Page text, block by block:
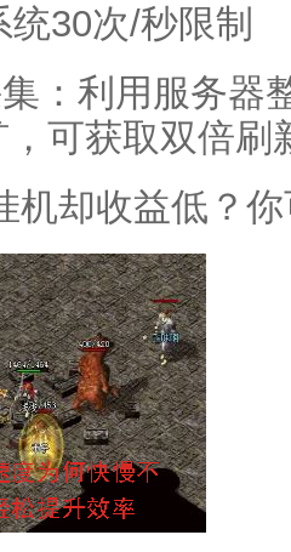
30次/秒限制
：利用服务器
可获取双倍刷
机却收益低？